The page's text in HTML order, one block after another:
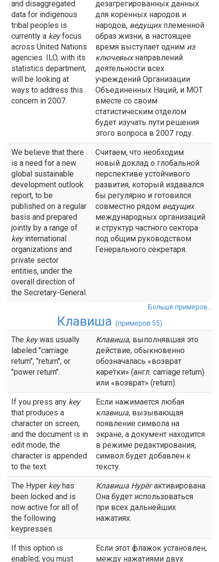
and disaggregated
data for indigenous
tribal peoples is
currently a keyfocus
across United Nations
agencies. ILO, with its
statistics department,
will be looking at
ways to address this
concern in 2007.
дезагрегированных данных
для коренных народов и
народов, ведущихплеменной
образ жизни, в настоящее
время выступает одним из
ключевыхнаправлений
деятельности всех
учреждений Организации
Объединенных Наций, и МОТ
вместе со своим
статистическим отделом
будет изучать пути решения
этого вопроса в 2007 году.
We believe that there
is a need for a new
global sustainable
development outlook
report, to be
published on a regular
basis and prepared
jointly by a range of
keyinternational
organizations and
private sector
entities, under the
overall direction of
the Secretary-General.
Считаем, что необходим
новый доклад о глобальной
перспективе устойчивого
развития, который издавался
бы регулярно и готовился
совместно рядом ведущих
международных организаций
и структур частного сектора
под общим руководством
Генерального секретаря.
Больше примеров...
Клавиша (примеров 55)
The keywas usually
labeled "carriage
return", "return", or
"power return".
Клавиша, выполнявшая это
действие, обыкновенно
обозначалась «возврат
каретки» (англ. carriage return)
или «возврат» (return).
If you press any key
that produces a
character on screen,
and the document is in
edit mode, the
character is appended
to the text.
Если нажимается любая
клавиша, вызывающая
появление символа на
экране, а документ находится
в режиме редактирования,
символ будет добавлен к
тексту.
The Hyper keyhas
been locked and is
now active for all of
the following
keypresses.
Клавиша Нурёгактивирована.
Она будет использоваться
при всех дальнейших
нажатиях.
If this option is
enabled, you must
Если этот флажок установлен,
между нажатиями двух